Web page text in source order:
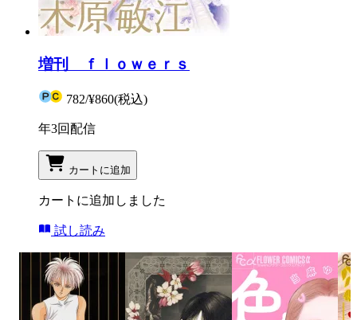
増刊 ｆｌｏｗｅｒｓ
782/¥860(税込)
年3回配信
カートに追加
カートに追加しました
試し読み